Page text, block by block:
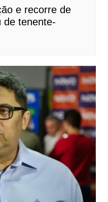
e recorre de
de tenente-